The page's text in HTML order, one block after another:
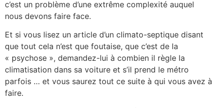
c’est un problème d’une extrême complexité auquel
nous devons faire face.
Et si vous lisez un article d’un climato-septique disant
que tout cela n’est que foutaise, que c’est de la
« psychose », demandez-lui à combien il règle la
climatisation dans sa voiture et s’il prend le métro
parfois … et vous saurez tout ce suite à qui vous avez à
faire.